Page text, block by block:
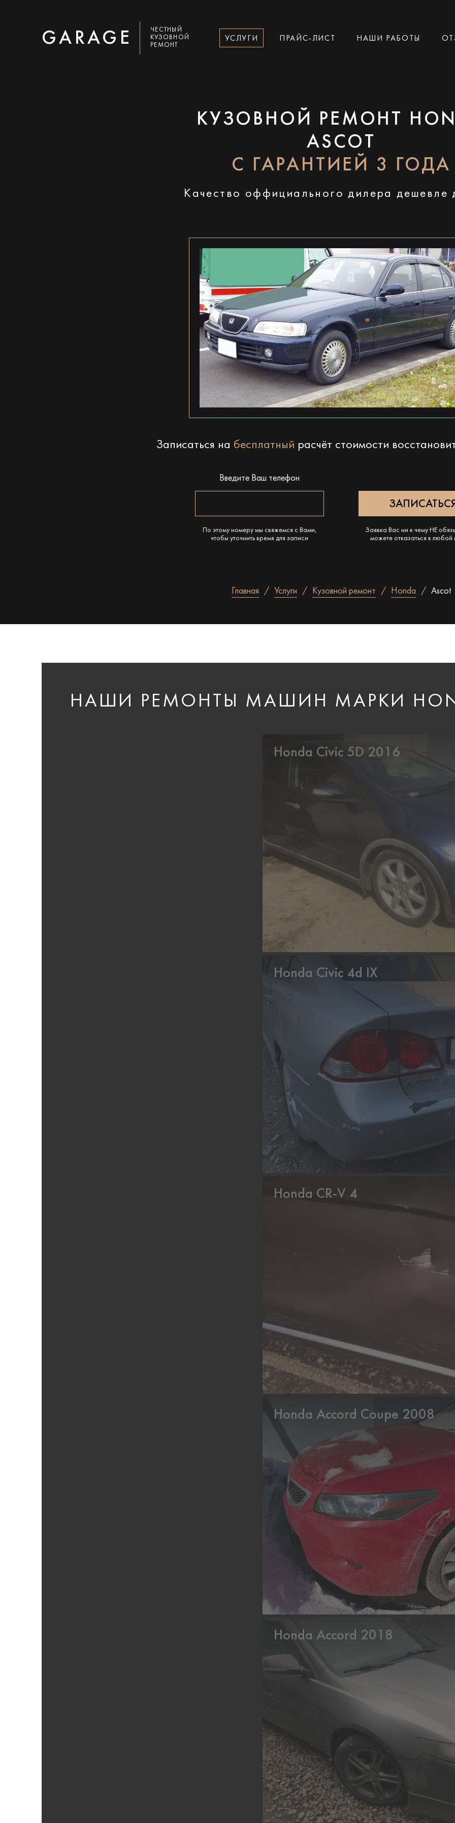
GARAGE
ЧЕСТНЫЙ
КУЗОВНОЙ
РЕМОНТ
УСЛУГИ ПРАЙС-ЛИСТ НАШИ РАБОТЫ
КУЗОВНОЙ РЕМОНТ
ASCOT
С ГАРАНТИЕЙ 3 ГОДА
Качество оффициального дилера дешевле
Записаться на бесплатный расчёт стоимости
Введите Ваш телефон
По этому номеру мы свяжемся с Вами,
чтобы уточнить время для записи
Заявка Вас ни к чему НЕ
можете отказаться в любой
Главная Услуги Кузовной ремонт Honda Ascot
НАШИ РЕМОНТЫ МАШИН МАРКИ
Honda Civic 5D 2016
Honda Civic 4d IX
Honda CR-V 4
Honda Accord Coupe 2008
Honda Accord 2018